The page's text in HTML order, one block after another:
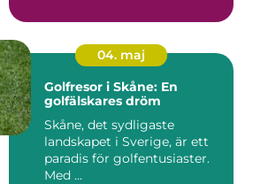
04. maj
Golfresor i Skåne: En
golfälskares dröm
Skåne, det sydligaste
landskapet i Sverige, är ett
paradis för golfentusiaster.
Med ...